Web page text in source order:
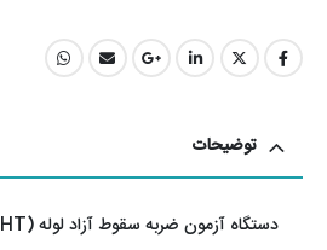
توضیحات
دستگاه آزمون ضربه سقوط آزاد لوله (FALLING WEIGHT)